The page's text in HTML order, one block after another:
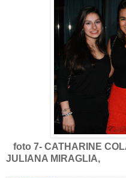
foto 7- CATHARINE
JULIANA MIRAGLIA,